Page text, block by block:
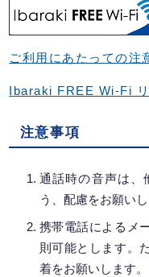
ご利用にあたっての注
Ibaraki FREE Wi-Fi リ
注意事項
通話時の音声は、
う、配慮をお願いし
携帯電話によるメ
則可能とします。
着をお願いします。